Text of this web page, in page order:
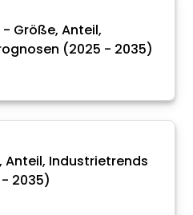
Größe, Anteil,
(2025 - 2035)
Industrietrends
2035)